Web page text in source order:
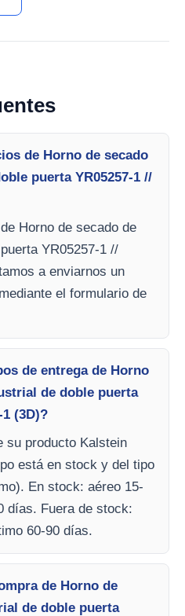
de Horno de secado
puerta YR05257-1 //
Horno de secado de
YR05257-1 //
a enviarnos un
el formulario de
de entrega de Horno
de doble puerta
1 (3D)?
su producto Kalstein
está en stock y del tipo
En stock: aéreo 15-
días. Fuera de stock:
60-90 días.
de Horno de
de doble puerta